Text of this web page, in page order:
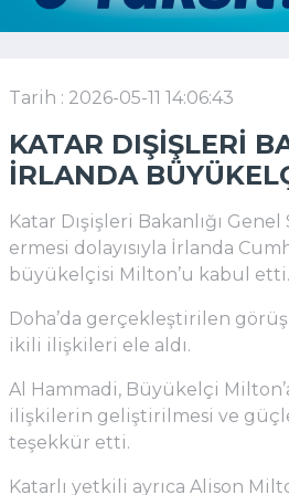
Tarih : 2026-05-11 14:06:43
KATAR DIŞIŞLERI
İRLANDA
Katar Dışişleri Bakanlığı
ermesi dolayısıyla İrlanda
büyükelçisi Milton’u kabul etti.
Doha’da gerçekleştirilen
ikili ilişkileri ele aldı.
Al Hammadi, Büyükelçi
ilişkilerin geliştirilmesi ve
teşekkür etti.
Katarlı yetkili ayrıca Alison